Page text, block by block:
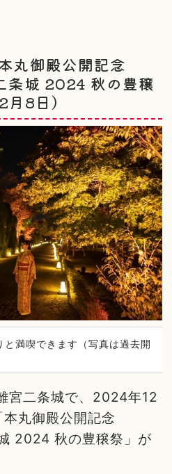
丸御殿公開記念
城 2024 秋の豊穣
8日）
満喫できます（写真は過去開
宮二条城で、2024年12
丸御殿公開記念
2024 秋の豊穣祭」が